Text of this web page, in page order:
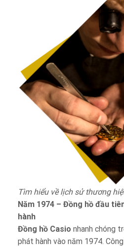
Tìm hiểu về lịch sử thương
Năm 1974 – Đồng hồ đầu
hành
Đồng hồ Casio nhanh chóng
phát hành vào năm 1974.